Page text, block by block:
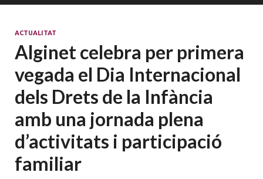
ACTUALITAT
Alginet celebra per primera
vegada el Dia Internacional
dels Drets de la Infància
amb una jornada plena
d’activitats i participació
familiar